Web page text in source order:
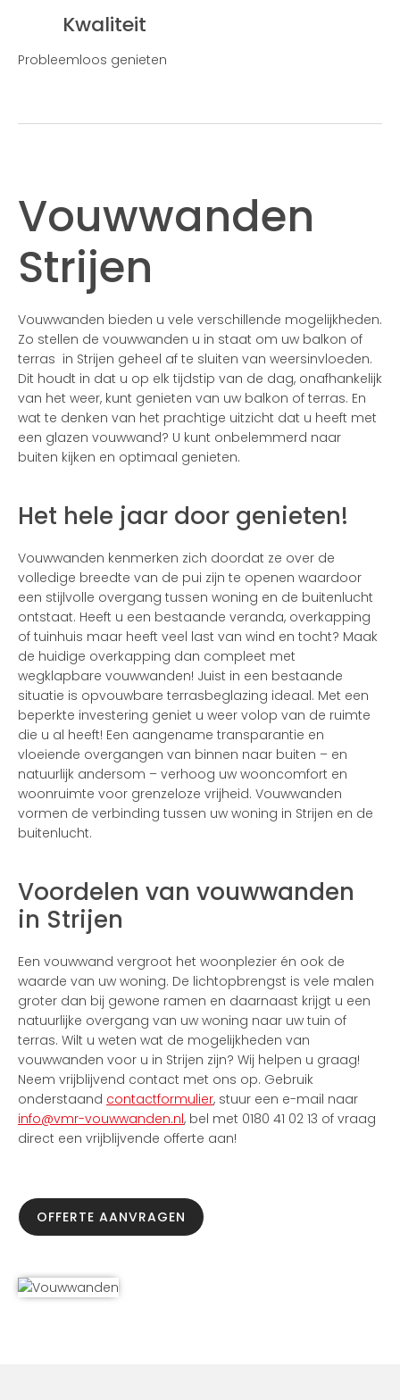
Kwaliteit
Probleemloos genieten
Vouwwanden
Strijen
Vouwwanden bieden u vele verschillende mogelijkheden.
Zo stellen de vouwwanden u in staat om uw balkon of
terras in Strijen geheel af te sluiten van weersinvloeden.
Dit houdt in dat u op elk tijdstip van de dag, onafhankelijk
van het weer, kunt genieten van uw balkon of terras. En
wat te denken van het prachtige uitzicht dat u heeft met
een glazen vouwwand? U kunt onbelemmerd naar
buiten kijken en optimaal genieten.
Het hele jaar door genieten!
Vouwwanden kenmerken zich doordat ze over de
volledige breedte van de pui zijn te openen waardoor
een stijlvolle overgang tussen woning en de buitenlucht
ontstaat. Heeft u een bestaande veranda, overkapping
of tuinhuis maar heeft veel last van wind en tocht? Maak
de huidige overkapping dan compleet met
wegklapbare vouwwanden! Juist in een bestaande
situatie is opvouwbare terrasbeglazing ideaal. Met een
beperkte investering geniet u weer volop van de ruimte
die u al heeft! Een aangename transparantie en
vloeiende overgangen van binnen naar buiten – en
natuurlijk andersom – verhoog uw wooncomfort en
woonruimte voor grenzeloze vrijheid. Vouwwanden
vormen de verbinding tussen uw woning in Strijen en de
buitenlucht.
Voordelen van vouwwanden
in Strijen
Een vouwwand vergroot het woonplezier én ook de
waarde van uw woning. De lichtopbrengst is vele malen
groter dan bij gewone ramen en daarnaast krijgt u een
natuurlijke overgang van uw woning naar uw tuin of
terras. Wilt u weten wat de mogelijkheden van
vouwwanden voor u in Strijen zijn? Wij helpen u graag!
Neem vrijblijvend contact met ons op. Gebruik
onderstaand contactformulier, stuur een e-mail naar
info@vmr-vouwwanden.nl, bel met 0180 41 02 13 of vraag
direct een vrijblijvende offerte aan!
OFFERTE AANVRAGEN